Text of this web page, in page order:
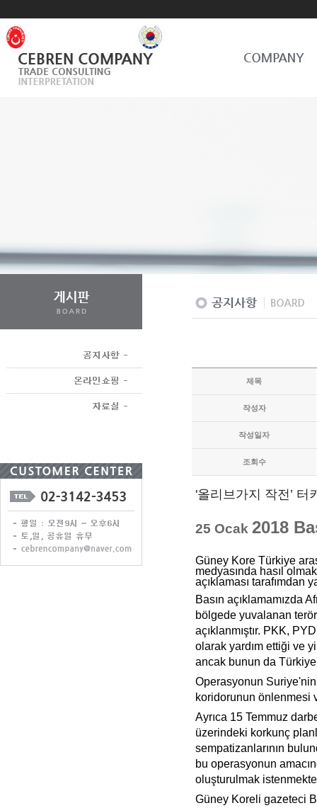
제목
작성자
작성일자
조회수
'올리브가지 작전’
25 Ocak 2018
Güney Kore Türkiye
medyasında hasıl
açıklaması tarafımdan
Basın açıklamamızda
bölgede yuvalanan
açıklanmıştır. PKK,
olarak yardım ettiği ve
ancak bunun da
Operasyonun
koridorunun önlenmesi
Ayrıca 15 Temmuz
üzerindeki korkunç
sempatizanlarının
bu operasyonun
oluşturulmak istenmekte
Güney Koreli gazeteci